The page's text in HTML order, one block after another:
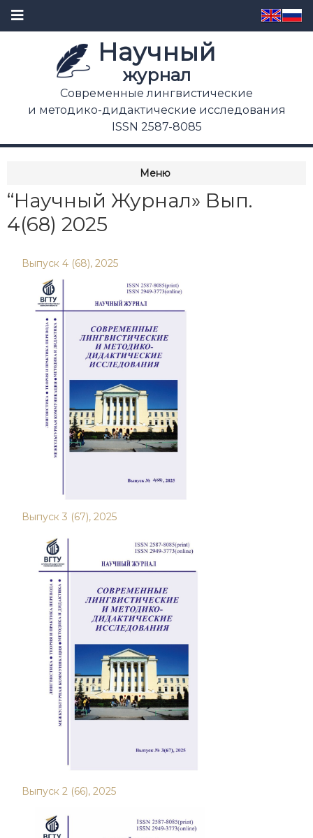
Научный
журнал
Современные лингвистические
и методико-дидактические исследования
ISSN 2587-8085
Меню
“Научный Журнал» Вып.
4(68) 2025
Выпуск 4 (68), 2025
Выпуск 3 (67), 2025
Выпуск 2 (66), 2025